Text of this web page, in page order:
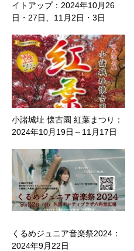
イトアップ：2024年10月26
日・27日、11月2日・3日
小諸城址 懐古園 紅葉まつり：
2024年10月19日～11月17日
くるめジュニア音楽祭2024：
2024年9月22日